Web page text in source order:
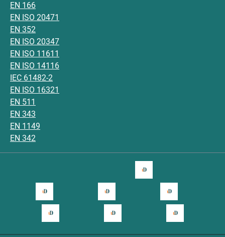
EN 166
EN ISO 20471
EN 352
EN ISO 20347
EN ISO 11611
EN ISO 14116
IEC 61482-2
EN ISO 16321
EN 511
EN 343
EN 1149
EN 342